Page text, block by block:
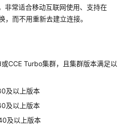
非常适合移动互联网使用、支持在
，而不用重新去建立连接。
CCE Turbo集群，且集群版本满足以
及以上版本
及以上版本
及以上版本